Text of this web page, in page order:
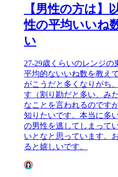
【男性の方は】
性の平均いいね
い
27-29歳くらいのレンジ
平均的ないいね数を教え
がこうだと多くなりがち
す（割り勘だと多い、み
なことを言われるのです
知りたいです。本当に多
の男性を逃してしまって
いとなと思っています。
ると嬉しいです。